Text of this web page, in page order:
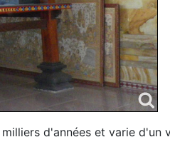
d'années et varie